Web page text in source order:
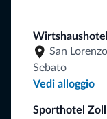
San
Sebato
Vedi alloggio
Sporthotel Zoll